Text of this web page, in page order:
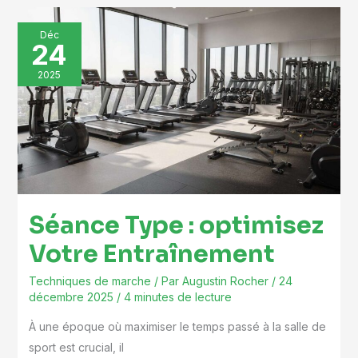
Déc
24
2025
Séance Type : optimisez
Votre Entraînement
Techniques de marche / Par Augustin Rocher / 24
décembre 2025 / 4 minutes de lecture
À une époque où maximiser le temps passé à la salle de
sport est crucial, il
Séance
Type
optimisez
Votre
Entraînement